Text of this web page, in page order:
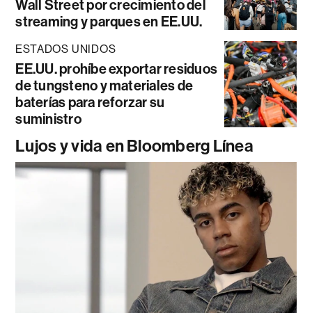
Wall Street por crecimiento del
streaming y parques en EE.UU.
ESTADOS UNIDOS
EE.UU. prohíbe exportar residuos
de tungsteno y materiales de
baterías para reforzar su
suministro
Lujos y vida en Bloomberg Línea